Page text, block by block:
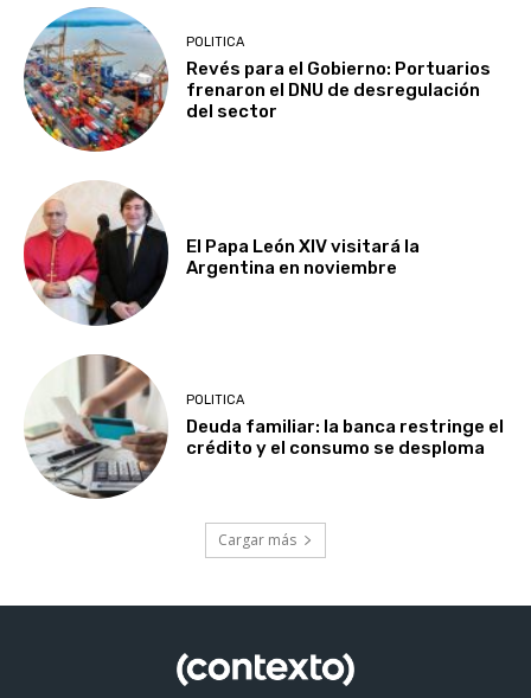
POLITICA
Revés para el Gobierno: Portuarios
frenaron el DNU de desregulación
del sector
El Papa León XIV visitará la
Argentina en noviembre
POLITICA
Deuda familiar: la banca restringe el
crédito y el consumo se desploma
Cargar más